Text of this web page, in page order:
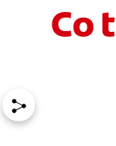
DLACo